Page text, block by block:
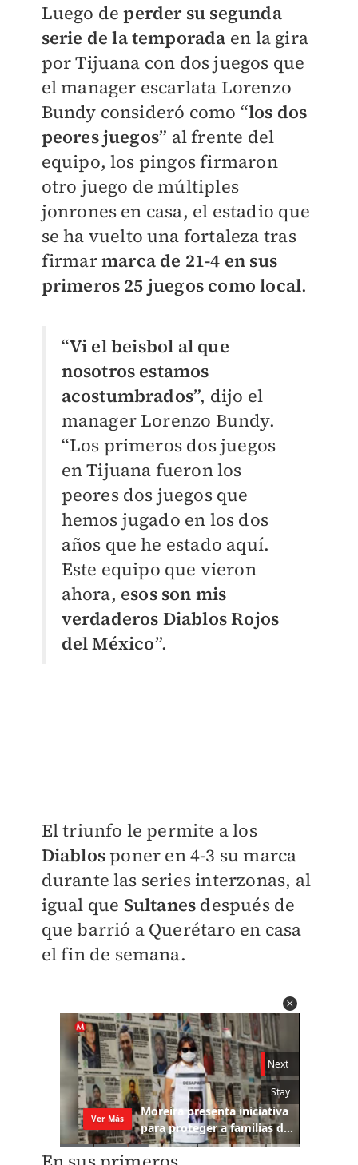
Luego de perder su segunda
serie de la temporada en la gira
por Tijuana con dos juegos que
el manager escarlata Lorenzo
Bundy consideró como “los dos
peores juegos” al frente del
equipo, los pingos firmaron
otro juego de múltiples
jonrones en casa, el estadio que
se ha vuelto una fortaleza tras
firmarmarca de 21-4 en sus
primeros 25 juegos como local.
“Vi el beisbol al que
nosotros estamos
acostumbrados”, dijo el
manager Lorenzo Bundy.
“Los primeros dos juegos
en Tijuana fueron los
peores dos juegos que
hemos jugado en los dos
años que he estado aquí.
Este equipo que vieron
ahora, esos son mis
verdaderos Diablos Rojos
del México”.
El triunfo le permite a los
Diablosponer en 4-3 su marca
durante las series interzonas, al
igual que Sultanes después de
que barrió a Querétaro en casa
el fin de semana.